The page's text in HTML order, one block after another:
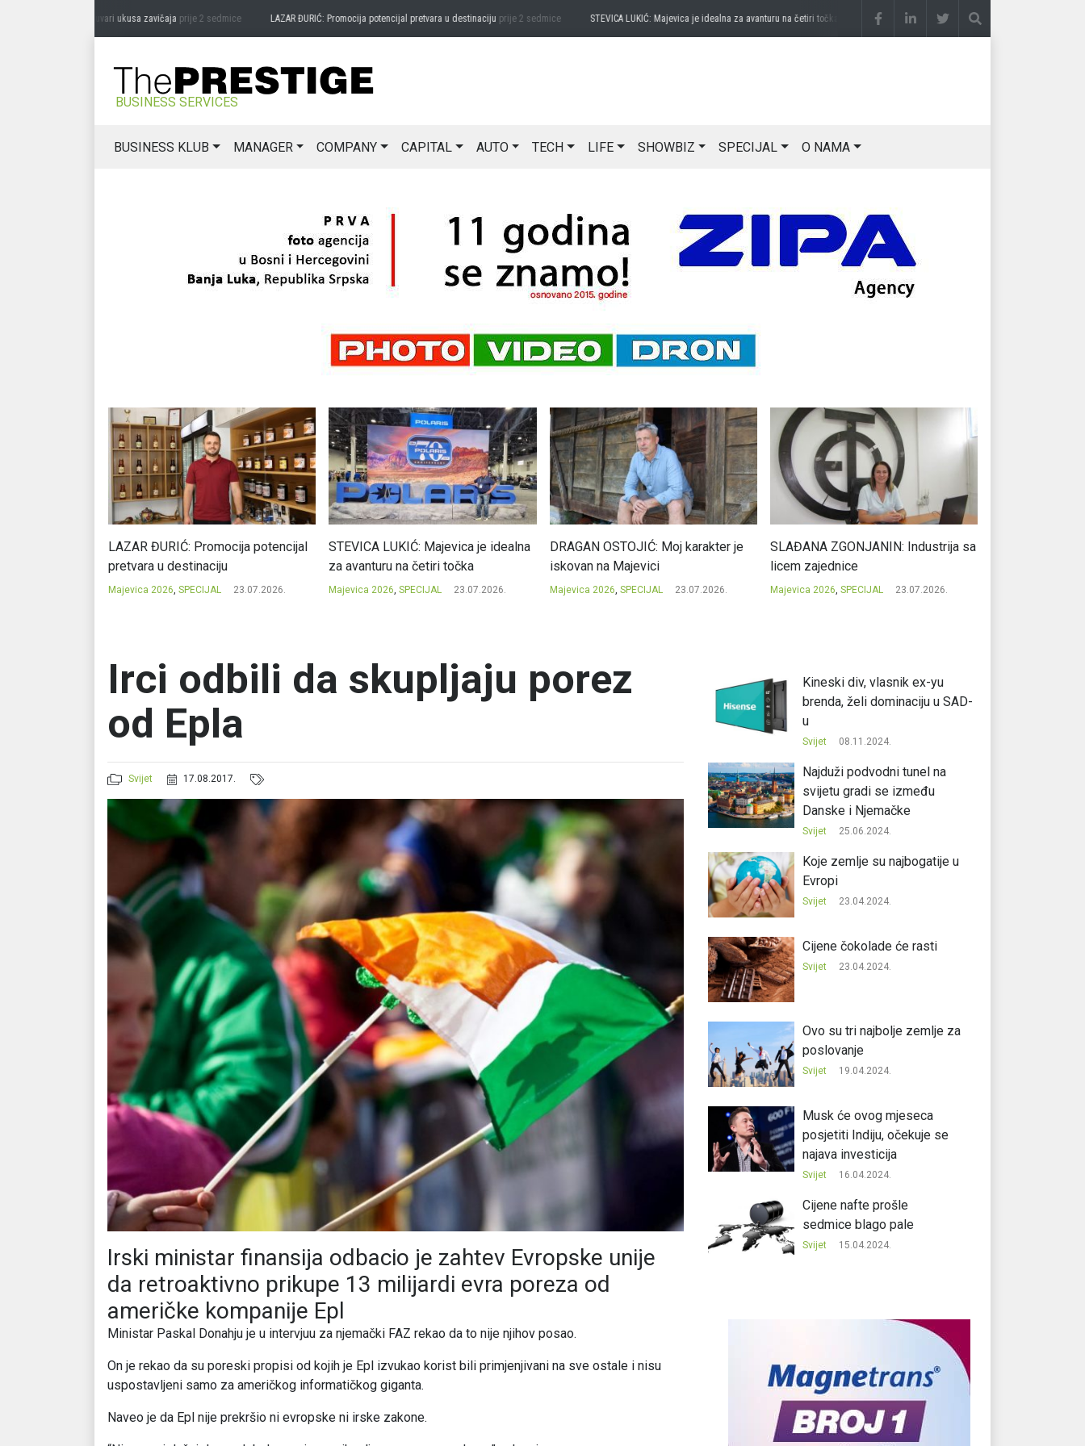
MIĆANOVIĆ: Čuvari ukusa zavičajaprije 2 sedmice LAZAR ĐURIĆ: Promocija potencijal pretvara u destinacijuprije 2 sedmice STEVICA LUKIĆ: Majevica je idealna za avanturu na četiri točkaprije 2 sedmice DRAGAN OSTOJIĆ: Moj karakter je
BUSINESS SERVICES
BUSINESS KLUB MANAGER COMPANY CAPITAL AUTO TECH LIFE SHOWBIZ SPECIJAL O NAMA
LAZAR ĐURIĆ: Promocija potencijal
pretvara u destinaciju
Majevica 2026, SPECIJAL 23.07.2026.
STEVICA LUKIĆ: Majevica je idealna
za avanturu na četiri točka
Majevica 2026, SPECIJAL 23.07.2026.
DRAGAN OSTOJIĆ: Moj karakter je
iskovan na Majevici
Majevica 2026, SPECIJAL 23.07.2026.
SLAĐANA ZGONJANIN: Industrija sa
licem zajednice
Majevica 2026, SPECIJAL 23.07.2026.
Irci odbili da skupljaju porez
od Epla
Svijet 17.08.2017.
Irski ministar finansija odbacio je zahtev Evropske unije
da retroaktivno prikupe 13 milijardi evra poreza od
američke kompanije Epl
Ministar Paskal Donahju je u intervjuu za njemački FAZ rekao da to nije njihov posao.
On je rekao da su poreski propisi od kojih je Epl izvukao korist bili primjenjivani na sve ostale i nisu
uspostavljeni samo za američkog informatičkog giganta.
Naveo je da Epl nije prekršio ni evropske ni irske zakone.
Kineski div, vlasnik ex-yu
brenda, želi dominaciju u SAD-
u
Svijet 08.11.2024.
Najduži podvodni tunel na
svijetu gradi se između
Danske i Njemačke
Svijet 25.06.2024.
Koje zemlje su najbogatije u
Evropi
Svijet 23.04.2024.
Cijene čokolade će rasti
Svijet 23.04.2024.
Ovo su tri najbolje zemlje za
poslovanje
Svijet 19.04.2024.
Musk će ovog mjeseca
posjetiti Indiju, očekuje se
najava investicija
Svijet 16.04.2024.
Cijene nafte prošle
sedmice blago pale
Svijet 15.04.2024.